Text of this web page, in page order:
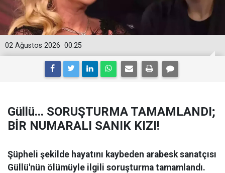
00:25
02 Ağustos 2026
Güllü... SORUŞTURMA TAMAMLANDI;
BİR NUMARALI SANIK KIZI!
Şüpheli şekilde hayatını kaybeden arabesk sanatçısı
Güllü'nün ölümüyle ilgili soruşturma tamamlandı.